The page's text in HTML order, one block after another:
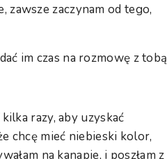
zawsze zaczynam od tego,
im czas na rozmowę z
razy, aby uzyskać
chcę mieć niebieski kolor,
na kanapie, i poszłam z